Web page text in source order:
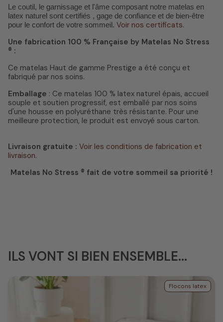
Le coutil, le garnissage et l'âme composant notre matelas en
latex naturel sont certifiés , gage de confiance et de bien-être
pour le confort de votre sommeil. Voir nos certificats.
Une fabrication 100 % Française by Matelas No Stress
® :
Ce matelas Haut de gamme Prestige a été conçu et
fabriqué par nos soins.
Emballage : Ce matelas 100 % latex naturel épais, accueil
souple et soutien progressif, est emballé par nos soins
d'une housse en polyuréthane très résistante. Pour une
meilleure protection, le produit est envoyé sous carton.
Livraison gratuite : Voir les conditions de fabrication et
livraison.
Matelas No Stress ® fait de votre sommeil sa priorité !
ILS VONT SI BIEN ENSEMBLE...
Flocons latex